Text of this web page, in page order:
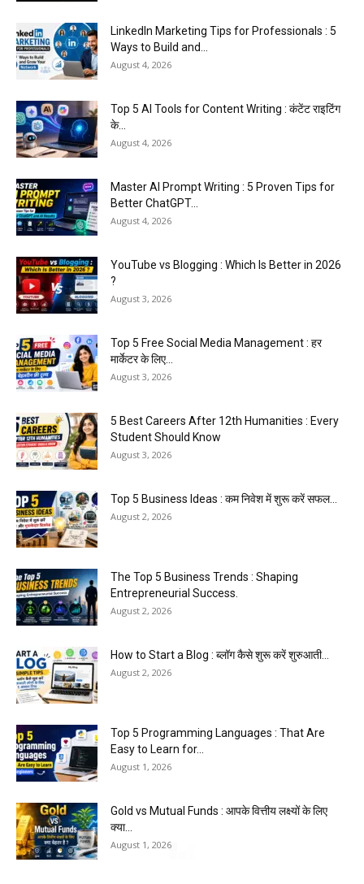
LinkedIn Marketing Tips for Professionals : 5
Ways to Build and...
August 4, 2026
Top 5 AI Tools for Content Writing : कंटेंट राइटिंग
के...
August 4, 2026
Master AI Prompt Writing : 5 Proven Tips for
Better ChatGPT...
August 4, 2026
YouTube vs Blogging : Which Is Better in 2026
?
August 3, 2026
Top 5 Free Social Media Management : हर
मार्केटर के लिए...
August 3, 2026
5 Best Careers After 12th Humanities : Every
Student Should Know
August 3, 2026
Top 5 Business Ideas : कम निवेश में शुरू करें सफल...
August 2, 2026
The Top 5 Business Trends : Shaping
Entrepreneurial Success.
August 2, 2026
How to Start a Blog : ब्लॉग कैसे शुरू करें शुरुआती...
August 2, 2026
Top 5 Programming Languages : That Are
Easy to Learn for...
August 1, 2026
Gold vs Mutual Funds : आपके वित्तीय लक्ष्यों के लिए
क्या...
August 1, 2026